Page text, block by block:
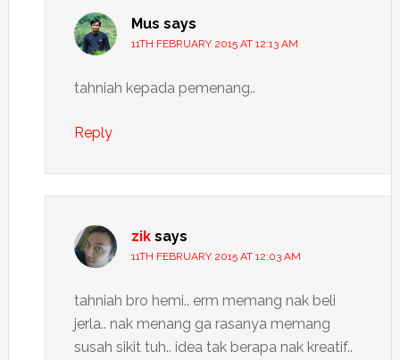
Mus says
11TH FEBRUARY 2015 AT 12:13 AM
tahniah kepada pemenang..
Reply
zik says
11TH FEBRUARY 2015 AT 12:03 AM
tahniah bro hemi.. erm memang nak beli
jerla.. nak menang ga rasanya memang
susah sikit tuh.. idea tak berapa nak kreatif..